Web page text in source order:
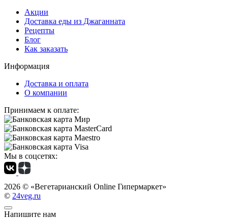
Акции
Доставка еды из Джаганната
Рецепты
Блог
Как заказать
Информация
Доставка и оплата
О компании
Принимаем к оплате:
Мы в соцсетях:
2026 © «Вегетарианский Online Гипермаркет»
© 24veg.ru
Напишите нам